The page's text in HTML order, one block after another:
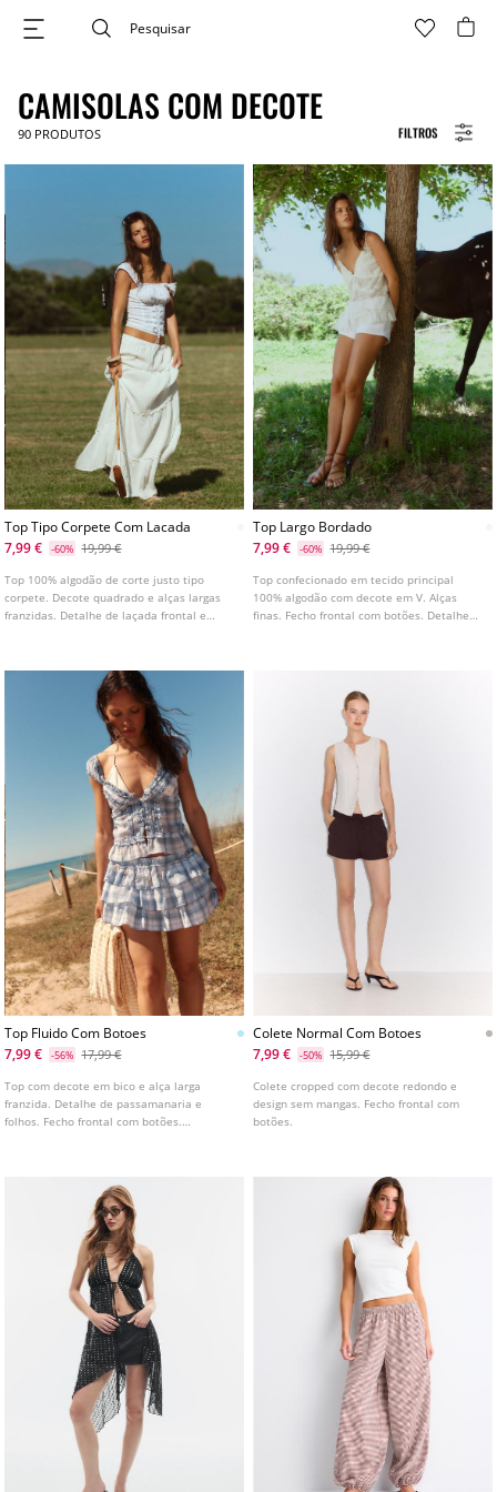
FILTROS
CAMISOLAS COM DECOTE
90 PRODUTOS
Top Tipo Corpete Com Lacada
7,99 €
-60% 19,99 €
Top 100% algodão de corte justo tipo
corpete. Decote quadrado e alças largas
franzidas. Detalhe de laçada frontal e
fecho de correr lateral.
Top Largo Bordado
7,99 €
-60% 19,99 €
Top confecionado em tecido principal
100% algodão com decote em V. Alças
finas. Fecho frontal com botões. Detalhe
Top Fluido Com Botoes
7,99 €
-56% 17,99 €
Top com decote em bico e alça larga
franzida. Detalhe de passamanaria e
folhos. Fecho frontal com botões.
Colete Normal Com Botoes
7,99 €
-50% 15,99 €
Colete cropped com decote redondo e
design sem mangas. Fecho frontal com
botões.